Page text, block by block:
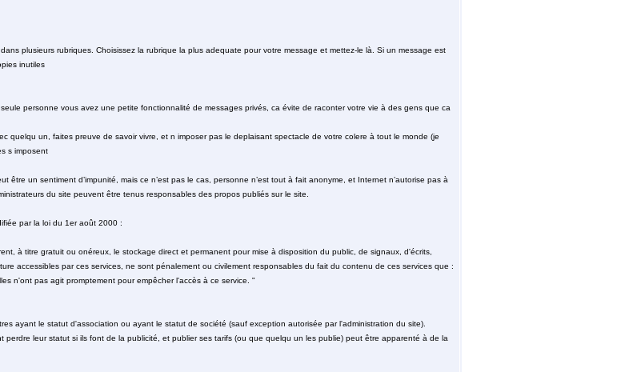
plusieurs rubriques. Choisissez la rubrique la plus adequate pour votre message et mettez-le là. Si un message est
inutiles
personne vous avez une petite fonctionnalité de messages privés, ca évite de raconter votre vie à des gens que ca
quelqu un, faites preuve de savoir vivre, et n imposer pas le deplaisant spectacle de votre colere à tout le monde (je
s imposent
être un sentiment d’impunité, mais ce n’est pas le cas, personne n’est tout à fait anonyme, et Internet n’autorise pas à
du site peuvent être tenus responsables des propos publiés sur le site.
par la loi du 1er août 2000 :
à titre gratuit ou onéreux, le stockage direct et permanent pour mise à disposition du public, de signaux, d'écrits,
accessibles par ces services, ne sont pénalement ou civilement responsables du fait du contenu de ces services que :
n'ont pas agit promptement pour empêcher l'accès à ce service. "
ayant le statut d'association ou ayant le statut de société (sauf exception autorisée par l'administration du site).
perdre leur statut si ils font de la publicité, et publier ses tarifs (ou que quelqu un les publie) peut être apparenté à de la